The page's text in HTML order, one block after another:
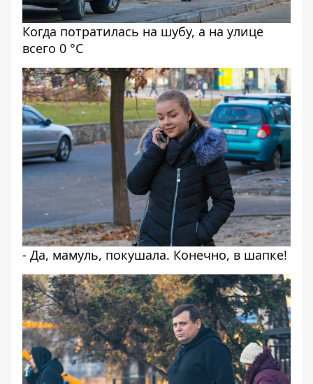
Когда потратилась на шубу, а на улице
всего 0 °С
- Да, мамуль, покушала. Конечно, в шапке!